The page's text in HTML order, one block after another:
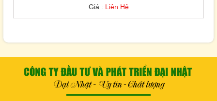
Giá : Liên Hệ